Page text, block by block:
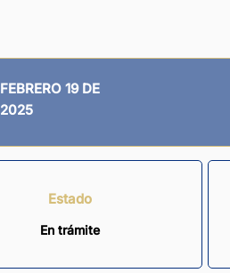
FEBRERO 19 DE
2025
Estado
En trámite